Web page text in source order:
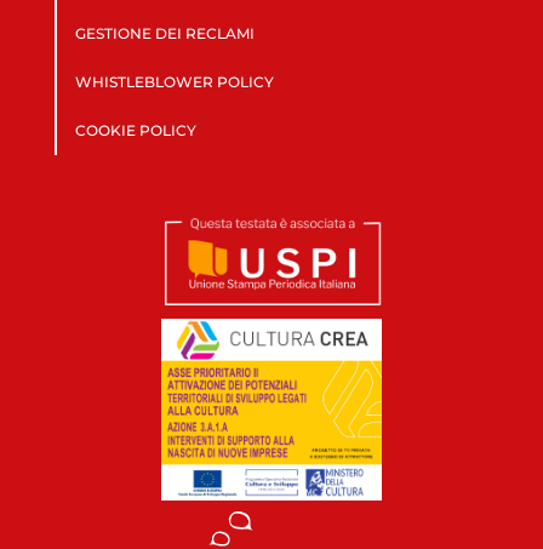
GESTIONE DEI RECLAMI
WHISTLEBLOWER POLICY
COOKIE POLICY